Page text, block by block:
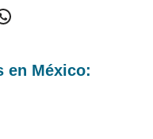
en México: